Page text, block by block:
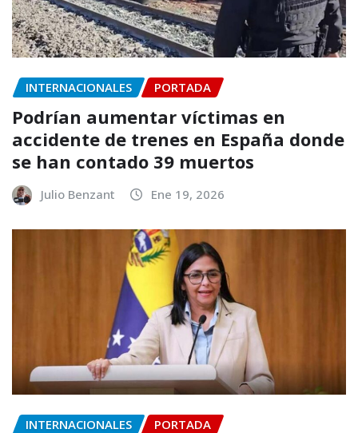
INTERNACIONALES PORTADA
Podrían aumentar víctimas en
accidente de trenes en España donde
se han contado 39 muertos
Julio Benzant Ene 19, 2026
INTERNACIONALES PORTADA